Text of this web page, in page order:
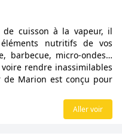
de cuisson à la vapeur, il
nutritifs de vos
barbecue, micro-ondes…
rendre inassimilables
de Marion est conçu pour
Aller voir